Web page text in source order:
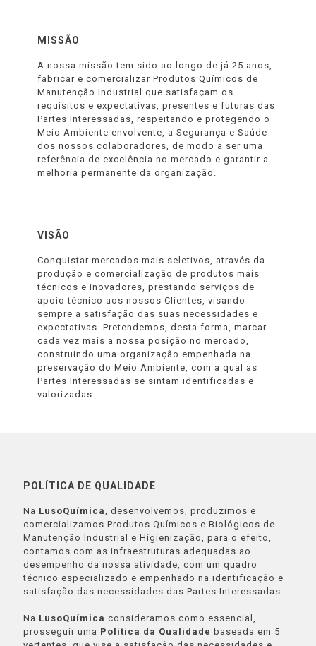
MISSÃO
A nossa missão tem sido ao longo de já 25 anos,
fabricar e comercializar Produtos Químicos de
Manutenção Industrial que satisfaçam os
requisitos e expectativas, presentes e futuras das
Partes Interessadas, respeitando e protegendo o
Meio Ambiente envolvente, a Segurança e Saúde
dos nossos colaboradores, de modo a ser uma
referência de excelência no mercado e garantir a
melhoria permanente da organização.
VISÃO
Conquistar mercados mais seletivos, através da
produção e comercialização de produtos mais
técnicos e inovadores, prestando serviços de
apoio técnico aos nossos Clientes, visando
sempre a satisfação das suas necessidades e
expectativas. Pretendemos, desta forma, marcar
cada vez mais a nossa posição no mercado,
construindo uma organização empenhada na
preservação do Meio Ambiente, com a qual as
Partes Interessadas se sintam identificadas e
valorizadas.
POLÍTICA DE QUALIDADE
Na LusoQuímica, desenvolvemos, produzimos e
comercializamos Produtos Químicos e Biológicos de
Manutenção Industrial e Higienização, para o efeito,
contamos com as infraestruturas adequadas ao
desempenho da nossa atividade, com um quadro
técnico especializado e empenhado na identificação e
satisfação das necessidades das Partes Interessadas.
Na LusoQuímica consideramos como essencial,
prosseguir uma Política da Qualidade baseada em 5